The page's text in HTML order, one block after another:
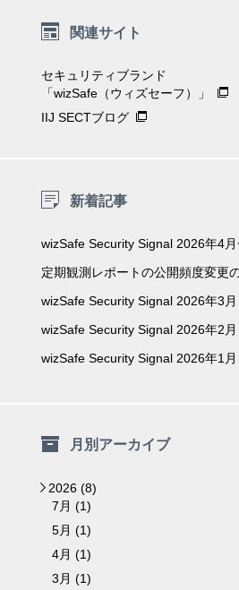
関連サイト
セキュリティブランド
「wizSafe（ウィズセーフ）」
IIJ SECTブログ
新着記事
wizSafe Security Signal 2026年4
定期観測レポートの公開頻度変更
wizSafe Security Signal 2026年3月
wizSafe Security Signal 2026年2月
wizSafe Security Signal 2026年1月
月別アーカイブ
▼
2026 (8)
7月 (1)
5月 (1)
4月 (1)
3月 (1)